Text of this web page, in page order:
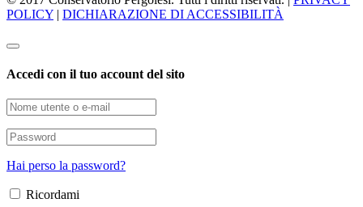
POLICY | DICHIARAZIONE DI ACCESSIBILITÀ
Accedi con il tuo account del sito
Hai perso la password?
Ricordami